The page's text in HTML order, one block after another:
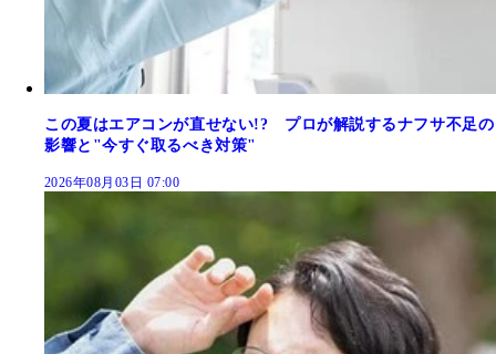
この夏はエアコンが直せない!? プロが解説するナフサ不足の
影響と"今すぐ取るべき対策"
2026年08月03日 07:00